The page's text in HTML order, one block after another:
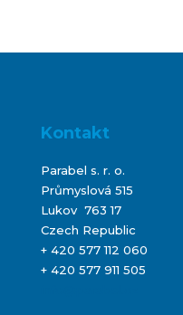
Kontakt
Parabel s. r. o.
Průmyslová 515
Lukov 763 17
Czech Republic
+ 420 577 112 060
+ 420 577 911 505